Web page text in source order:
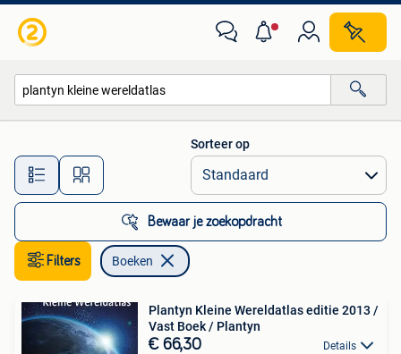
Alle afstanden…
Sorteer op
Bewaar je zoekopdracht
Filters Boeken
Plantyn Kleine Wereldatlas editie 2013 /
Vast Boek / Plantyn
€ 66,30 Details